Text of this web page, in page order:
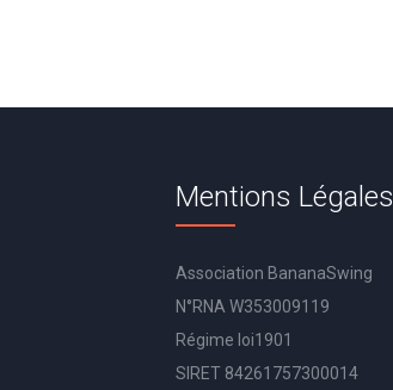
Mentions Légales
Association BananaSwing
N°RNA W353009119
Régime loi1901
SIRET 84261757300014